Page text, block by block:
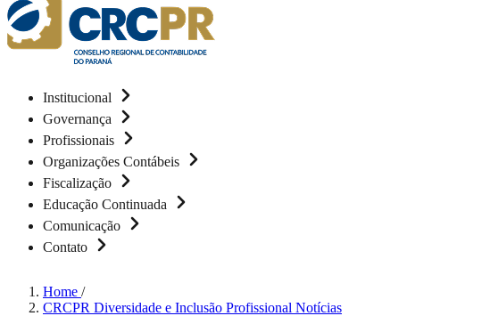
Institucional
Governança
Profissionais
Organizações Contábeis
Fiscalização
Educação Continuada
Comunicação
Contato
Home /
CRCPR Diversidade e Inclusão Profissional Notícias